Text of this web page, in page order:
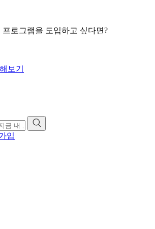
프로그램을 도입하고 싶다면?
보기
입